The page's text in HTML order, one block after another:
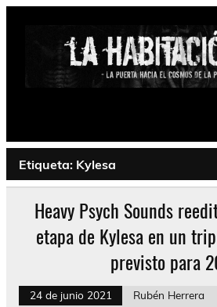
Saltar
Psychedelic, Stoner, Doom,
Etiqueta: Kylesa
Heavy Psych Sounds
etapa de Kylesa en un
previsto para
24 de junio 2021
Rubén Herrera